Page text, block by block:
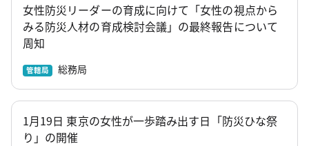
女性防災リーダーの育成に向けて「女性の視点から
みる防災人材の育成検討会議」の最終報告について
周知
管轄局 総務局
1月19日 東京の女性が一歩踏み出す日「防災ひな祭
り」の開催